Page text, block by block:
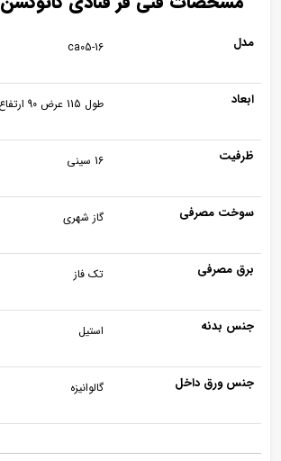
مدل ca05-16
ابعاد طول 115 عرض 90 ارتفاع185
ظرفیت 16 سینی
سوخت مصرفی گاز شهری
برق مصرفی تک فاز
جنس بدنه استیل
جنس ورق داخل گالوانیزه